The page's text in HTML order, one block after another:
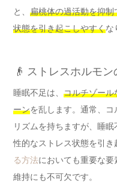
と、 扁桃体の過活動を抑
状態を引き起こしやすくな
👴 ストレスホルモン
睡眠不足は、 コルチゾール
ーンを乱します。通常、
リズムを持ちますが、睡
性的なストレス状態を引き
る方法においても重要な
維持にも不可欠です。